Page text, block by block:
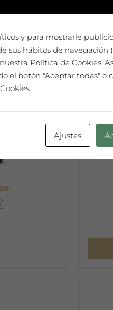
y para mostrarle
sus hábitos de navegación
Política de Cookies.
el botón "Aceptar todas" o
Ajustes